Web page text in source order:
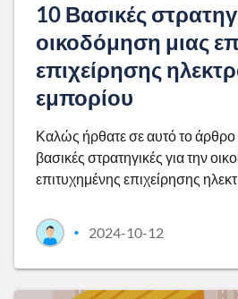
10 Βασικές
οικοδόμηση μιας
επιχείρησης
εμπορίου
Καλώς ήρθατε σε αυτό το άρθρο
βασικές στρατηγικές για την
επιτυχημένης επιχείρησης
• 2024-10-12